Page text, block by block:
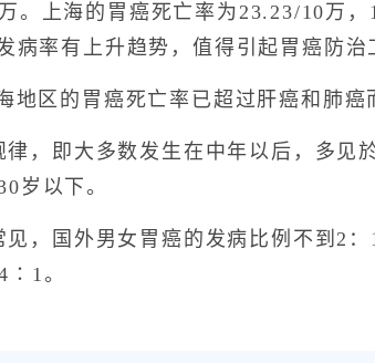
。上海的胃癌死亡率为23.23/10万，
率有上升趋势，值得引起胃癌防治
区的胃癌死亡率已超过肝癌和肺癌
即大多数发生在中年以后，多见
岁以下。
国外男女胃癌的发病比例不到2：
。